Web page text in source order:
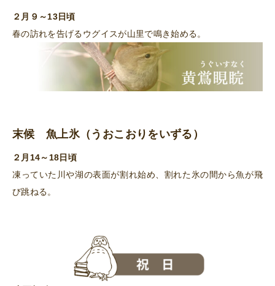
２月９～13日頃
春の訪れを告げるウグイスが山里で鳴き始める。
末候 魚上氷（うおこおりをいずる）
２月14～18日頃
凍っていた川や湖の表面が割れ始め、割れた氷の間から魚が飛
び跳ねる。